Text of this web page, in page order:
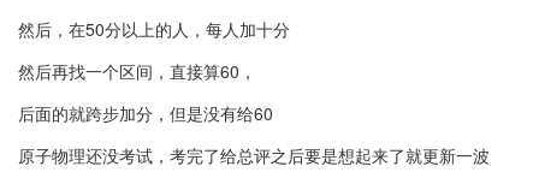
然后，在50分以上的人，每人加十分
然后再找一个区间，直接算60，
后面的就跨步加分，但是没有给60
原子物理还没考试，考完了给总评之后要是想起来了就更新一波